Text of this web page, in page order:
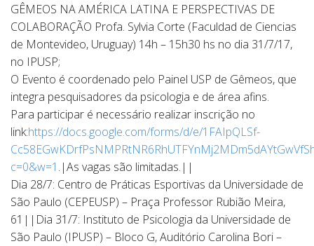
GÊMEOS NA AMÉRICA LATINA E PERSPECTIVAS DE
COLABORAÇÃO Profa. Sylvia Corte (Faculdad de Ciencias
de Montevideo, Uruguay) 14h – 15h30 hs no dia 31/7/17,
no IPUSP;
O Evento é coordenado pelo Painel USP de Gêmeos, que
integra pesquisadores da psicologia e de área afins.
Para participar é necessário realizar inscrição no
link:https://docs.google.com/forms/d/e/1FAIpQLSf-
c=0&w=1 .|As vagas são limitadas.||
Dia 28/7: Centro de Práticas Esportivas da Universidade de
São Paulo (CEPEUSP) – Praça Professor Rubião Meira,
61||Dia 31/7: Instituto de Psicologia da Universidade de
São Paulo (IPUSP) – Bloco G, Auditório Carolina Bori –